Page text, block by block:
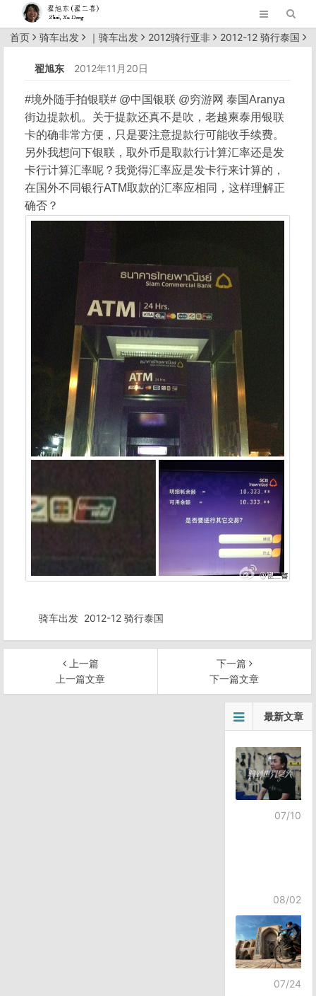
首页 骑车出发 ｜骑车出发 2012骑行亚非
2012-12 骑行泰国
翟旭东
2012年11月20日
#境外随手拍银联# @中国银联 @穷游网 泰国Aranya
街边提款机。关于提款还真不是吹，老越柬泰用银联
卡的确非常方便，只是要注意提款行可能收手续费。
另外我想问下银联，取外币是取款行计算汇率还是发
卡行计算汇率呢？我觉得汇率应是发卡行来计算的，
在国外不同银行ATM取款的汇率应相同，这样理解正
确否？
骑车出发 2012-12 骑行泰国
上一篇
上一篇文章
下一篇
下一篇文章
最新文章
07/10
08/02
07/24